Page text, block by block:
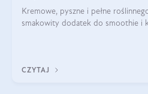
Kremowe, pyszne i pełne
smakowity dodatek do smoothie i
CZYTAJ